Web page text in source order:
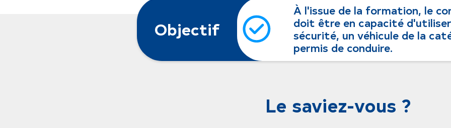
Objectif
À l'issue de la formation, le
doit être en capacité
sécurité, un véhicule de la
permis de conduire.
Le saviez-vous ?